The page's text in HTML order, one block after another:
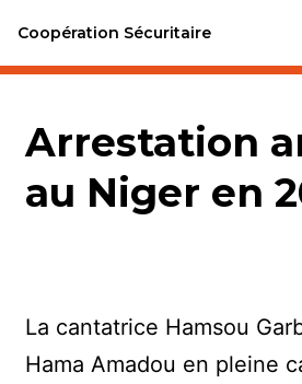
Coopération Sécuritaire
Arrestation
au Niger en
La cantatrice Hamsou
Hama Amadou en pleine